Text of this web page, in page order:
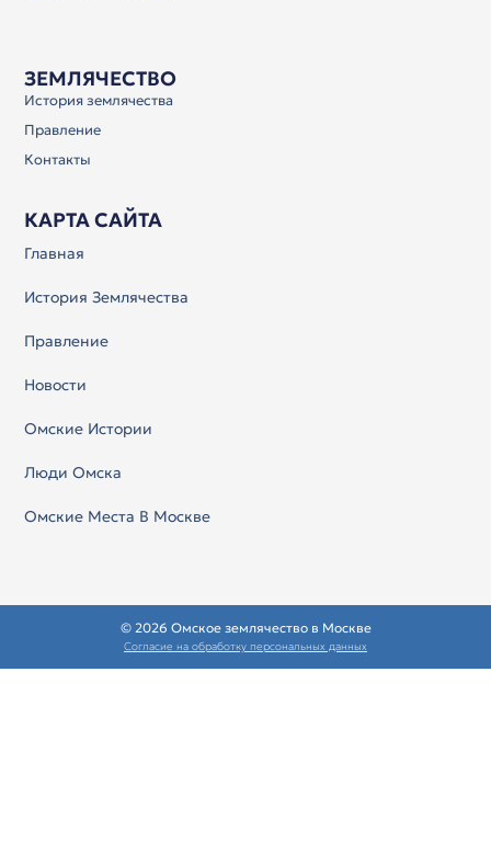
ЗЕМЛЯЧЕСТВО
История землячества
Правление
Контакты
КАРТА САЙТА
Главная
История Землячества
Правление
Новости
Омские Истории
Люди Омска
Омские Места В Москве
© 2026 Омское землячество в Москве
Согласие на обработку персональных данных